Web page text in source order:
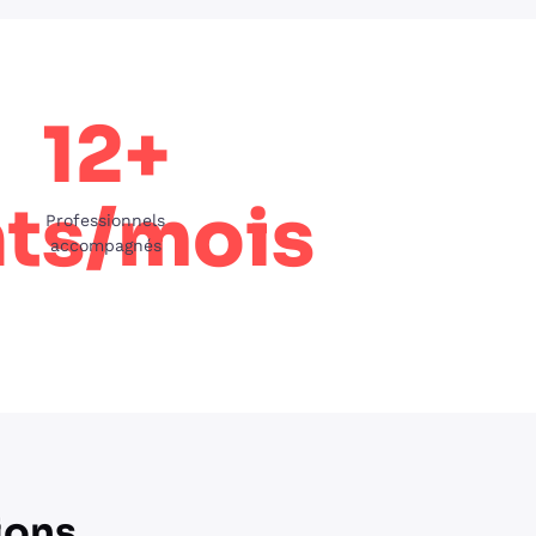
mois
12+
Professionnels
accompagnés